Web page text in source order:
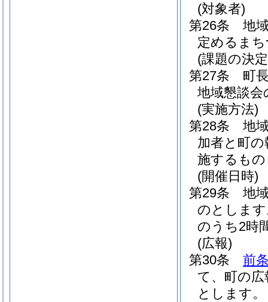
(対象者)
第26条
地
定めるま
(課題の決
第27条
町
地域懇談
(実施方法)
第28条
地
加者と町
施するも
(開催日時)
第29条
地
のとしま
のうち2時
(広報)
第30条
前
て、町の
とします。